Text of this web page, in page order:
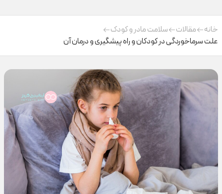
خانه مقالات
سلامت مادر و کودک
علت سرماخوردگی در کودکان و راه پیشگیری و درمان آن